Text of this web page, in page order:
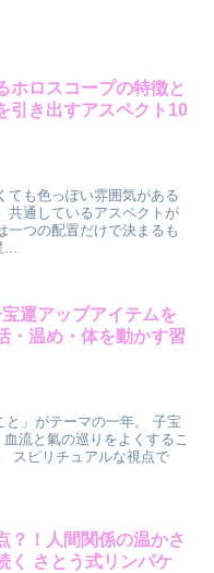
ホロスコープの特徴と
引き出すアスペクト10
ても色っぽい雰囲気がある
共通しているアスペクトが
一つの配置だけで決まるも
...
運アップアイテムを
・温め・体を動かす習
と」がテーマの一年。 子宝
流と氣の巡りをよくするこ
スピリチュアルな視点で
？！人間関係の温かさ
く さとう式リンパケ